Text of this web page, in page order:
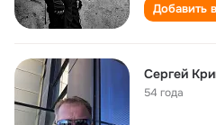
Добавить
Сергей
54 года